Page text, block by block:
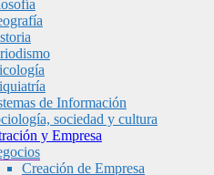
de Información
sociedad y cultura
y Empresa
Creación de Empresa